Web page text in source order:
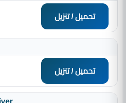
تحميل / تنزيل
تحميل / تنزيل